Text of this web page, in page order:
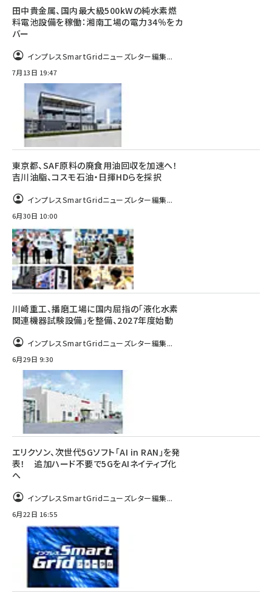
田中貴金属、国内最大級500kWの純水素燃
料電池設備を稼働：湘南工場の電力34％をカ
バー
インプレスSmartGridニューズレター編集...
7月13日 19:47
東京都、SAF原料の廃食用油回収を加速へ！
吉川油脂、コスモ石油・日揮HDらを採択
インプレスSmartGridニューズレター編集...
6月30日 10:00
川崎重工、播磨工場に国内屈指の「液化水素
関連機器試験設備」を整備、2027年度始動
インプレスSmartGridニューズレター編集...
6月29日 9:30
エリクソン、次世代5Gソフト「AI in RAN」を発
表！ 追加ハード不要で5GをAIネイティブ化
へ
インプレスSmartGridニューズレター編集...
6月22日 16:55